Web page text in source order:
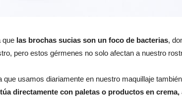
que las brochas sucias son un foco de bacterias,
pero estos gérmenes no solo afectan a nuestro
que usamos diariamente en nuestro maquillaje
directamente con paletas o productos en crema,